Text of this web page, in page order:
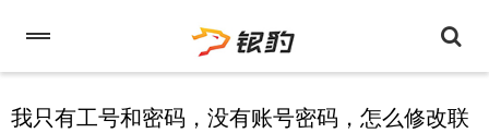
我只有工号和密码，没有账号密码，怎么修改联